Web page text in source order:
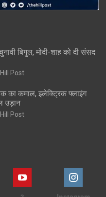
बिगुल, मोदी-शाह को दी संसद
Post
का कमाल, इलेक्ट्रिक फ्लाइंग
उड़ान
Post